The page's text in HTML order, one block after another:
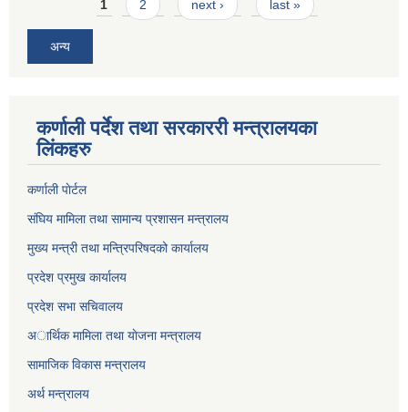
1 2 next › last »
अन्य
कर्णाली पर्देश तथा सरकाररी मन्त्रालयका
लिंकहरु
कर्णाली पाेर्टल
संघिय मामिला तथा सामान्य प्रशासन मन्त्रालय
मुख्य मन्त्री तथा मन्त्रिपरिषदको कार्यालय
प्रदेश प्रमुख कार्यालय
प्रदेश सभा सचिवालय
अार्थिक मामिला तथा याेजना मन्त्रालय
सामाजिक विकास मन्त्रालय
अर्थ मन्त्रालय